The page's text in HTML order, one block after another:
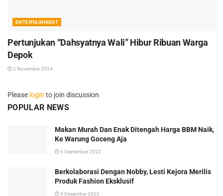
ENTERTAINMENT
Pertunjukan “Dahsyatnya Wali” Hibur Ribuan Warga
Depok
2 November 2024
Please login to join discussion
POPULAR NEWS
Makan Murah Dan Enak Ditengah Harga BBM Naik,
Ke Warung Goceng Aja
6 September 2022
Berkolaborasi Dengan Nobby, Lesti Kejora Merilis
Produk Fashion Eksklusif
4 Desember 2023